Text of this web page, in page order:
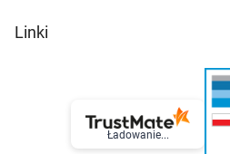
Linki
Ładowanie...